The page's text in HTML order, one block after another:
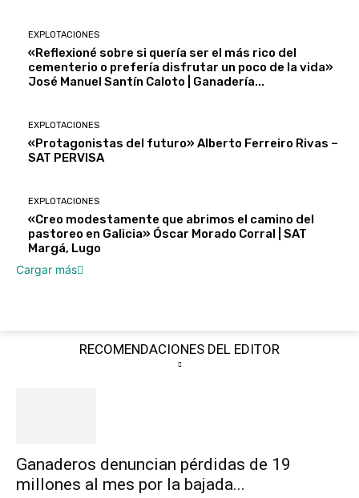
EXPLOTACIONES
«Reflexioné sobre si quería ser el más rico del
cementerio o prefería disfrutar un poco de la vida»
José Manuel Santín Caloto | Ganadería...
EXPLOTACIONES
«Protagonistas del futuro» Alberto Ferreiro Rivas –
SAT PERVISA
EXPLOTACIONES
«Creo modestamente que abrimos el camino del
pastoreo en Galicia» Óscar Morado Corral | SAT
Margá, Lugo
Cargar más
RECOMENDACIONES DEL EDITOR
Ganaderos denuncian pérdidas de 19
millones al mes por la bajada...